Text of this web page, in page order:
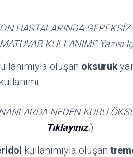
HASTALARINDA
KULLANIMI” Yazısı
oluşan öksürük
kullanımı
NEDEN KURU
Tıklayınız.)
kullanımıyla oluşan